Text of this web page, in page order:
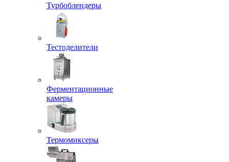
Турбоблендеры
Тестоделители
Ферментационные
камеры
Термомиксеры